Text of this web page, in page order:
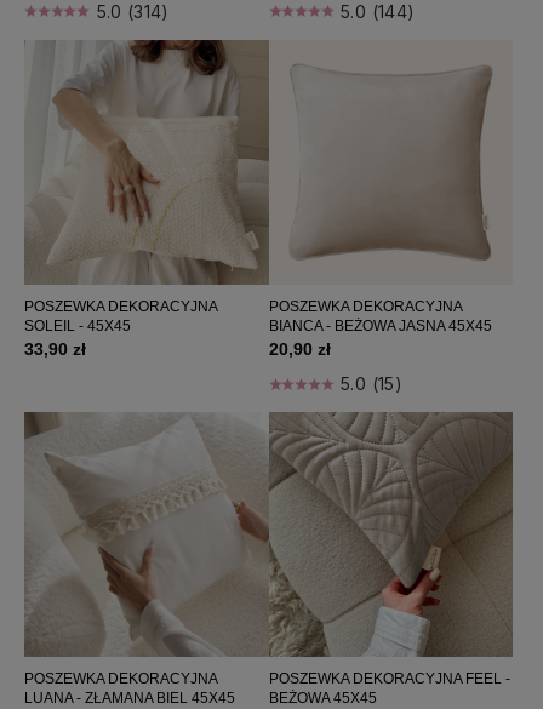
5.0 (314) 5.0 (144)
POSZEWKA DEKORACYJNA
SOLEIL - 45X45
33,90 zł
POSZEWKA DEKORACYJNA
BIANCA - BEŻOWA JASNA 45X45
20,90 zł
5.0 (15)
POSZEWKA DEKORACYJNA
LUANA - ZŁAMANA BIEL 45X45
POSZEWKA DEKORACYJNA FEEL -
BEŻOWA 45X45